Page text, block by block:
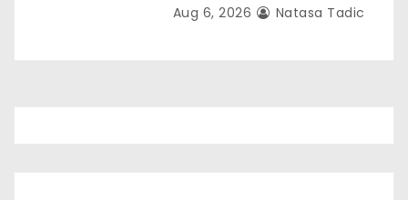
Aug 6, 2026 Natasa Tadic